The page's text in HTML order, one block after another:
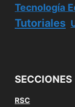
Tecnología
Tutoriales
SECCIONES
RSC